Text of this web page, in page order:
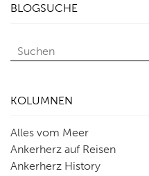
BLOGSUCHE
KOLUMNEN
Alles vom Meer
Ankerherz auf Reisen
Ankerherz History